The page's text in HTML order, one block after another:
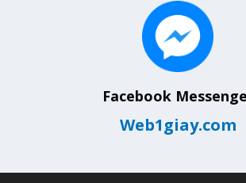
Facebook
Web1giay.com